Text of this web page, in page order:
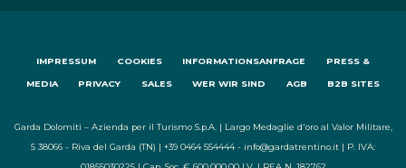
IMPRESSUM COOKIES INFORMATIONSANFRAGE PRESS &
MEDIA PRIVACY SALES WER WIR SIND AGB B2B SITES
Garda Dolomiti – Azienda per il Turismo S.p.A. | Largo Medaglie d'oro al Valor Militare,
5 38066 - Riva del Garda (TN) | +39 0464 554444 - info@gardatrentino.it | P. IVA: